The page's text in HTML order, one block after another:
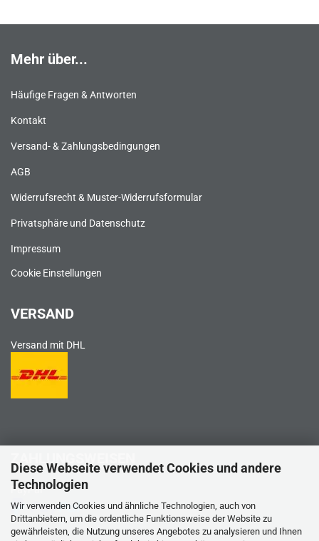
Diese Webseite verwendet Cookies und andere
Technologien
Wir verwenden Cookies und ähnliche Technologien, auch von
Drittanbietern, um die ordentliche Funktionsweise der Website zu
gewährleisten, die Nutzung unseres Angebotes zu analysieren und Ihnen
Mehr über...
Häufige Fragen & Antworten
Kontakt
Versand- & Zahlungsbedingungen
AGB
Widerrufsrecht & Muster-Widerrufsformular
Privatsphäre und Datenschutz
Impressum
Cookie Einstellungen
VERSAND
Versand mit DHL
ZAHLUNGSWEISEN
PayPal